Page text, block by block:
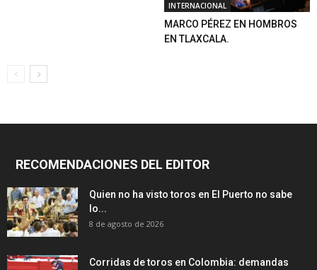
INTERNACIONAL
MARCO PÉREZ EN HOMBROS
EN TLAXCALA.
RECOMENDACIONES DEL EDITOR
Quien no ha visto toros en El Puerto no sabe
lo...
8 de agosto de 2026
Corridas de toros en Colombia: demandas